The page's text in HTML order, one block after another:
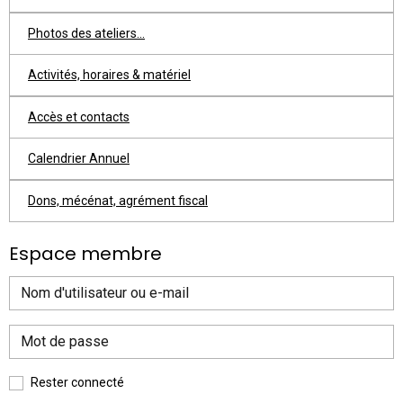
Photos des ateliers...
Activités, horaires & matériel
Accès et contacts
Calendrier Annuel
Dons, mécénat, agrément fiscal
Espace membre
Rester connecté